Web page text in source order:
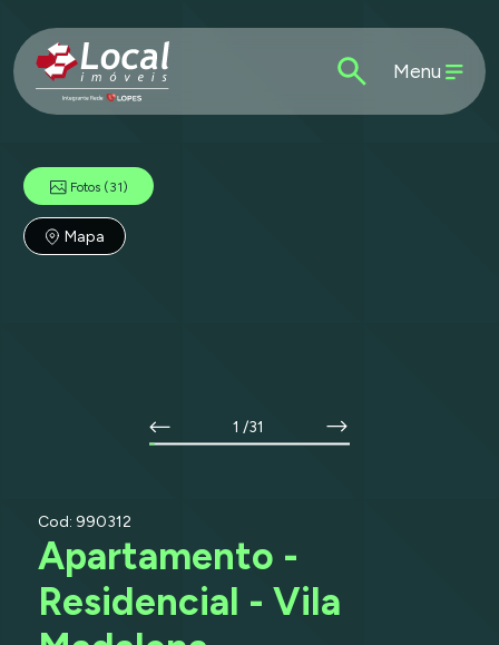
Menu
Fotos (31)
Mapa
1 /31
Cod: 990312
Apartamento -
Residencial - Vila